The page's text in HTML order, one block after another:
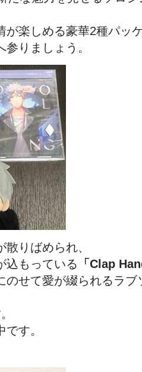
が楽しめる豪華2種パッ
りましょう。
りばめられ、
込もっている 「Clap
のせて愛が綴られるラブ
です。